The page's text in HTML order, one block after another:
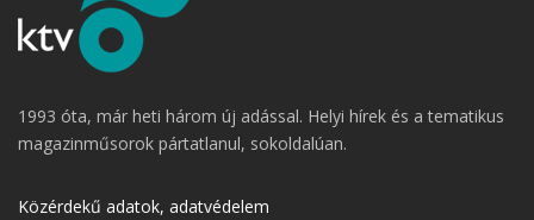
1993 óta, már heti három új adással. Helyi hírek és a tematikus
magazinműsorok pártatlanul, sokoldalúan.
Közérdekű adatok, adatvédelem